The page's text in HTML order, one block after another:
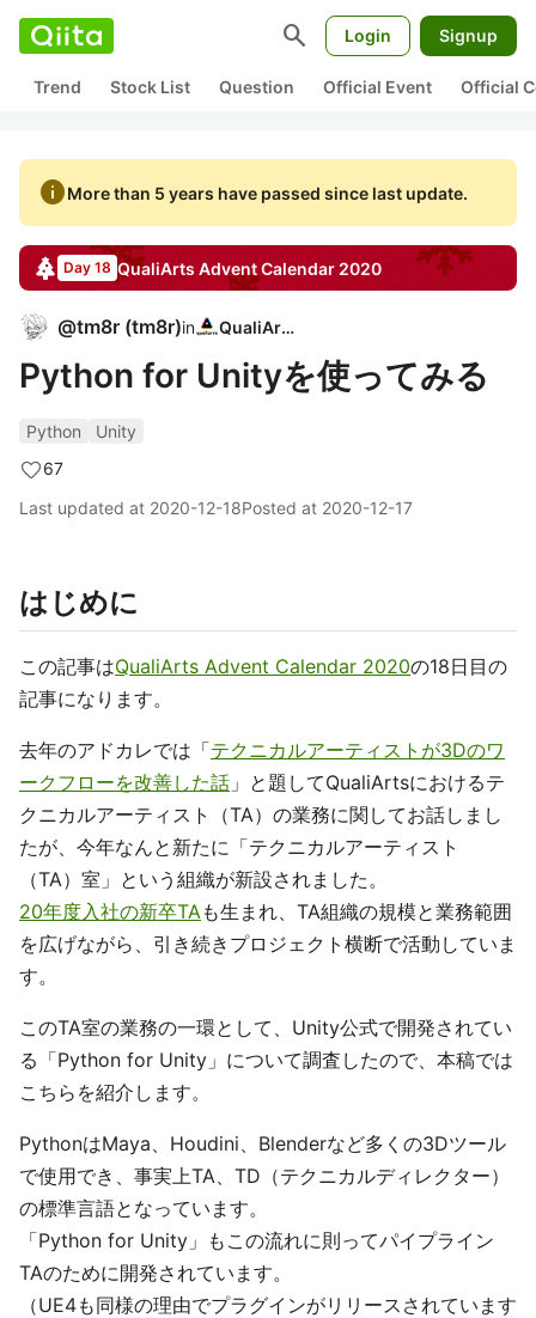
search Login Signup
Trend Stock List Question Official Event Official
infoMore than 5 years have passed since last update.
Day 18 QualiArts Advent Calendar 2020
@tm8r (tm8r)in QualiArts
Python for Unityを使ってみる
Python
Unity
67
Last updated at 2020-12-18Posted at 2020-12-17
はじめに
この記事はQualiArts Advent Calendar 2020の18日目の
記事になります。
去年のアドカレでは「テクニカルアーティストが3Dのワ
ークフローを改善した話 」と題してQualiArtsにおけるテ
クニカルアーティスト（TA）の業務に関してお話しまし
たが、今年なんと新たに「テクニカルアーティスト
（TA）室」という組織が新設されました。
20年度入社の新卒TAも生まれ、TA組織の規模と業務範囲
を広げながら、引き続きプロジェクト横断で活動していま
す。
このTA室の業務の一環として、Unity公式で開発されてい
る「Python for Unity」について調査したので、本稿では
こちらを紹介します。
PythonはMaya、Houdini、Blenderなど多くの3Dツール
で使用でき、事実上TA、TD（テクニカルディレクター）
の標準言語となっています。
「Python for Unity」もこの流れに則ってパイプライン
TAのために開発されています。
（UE4も同様の理由でプラグインがリリースされています